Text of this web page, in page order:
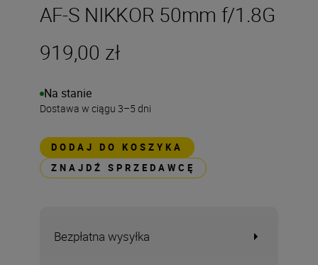
AF-S NIKKOR 50mm f/1.8G
919,00 zł
Na stanie
Dostawa w ciągu 3–5 dni
DODAJ DO KOSZYKA
ZNAJDŹ SPRZEDAWCĘ
Bezpłatna wysyłka